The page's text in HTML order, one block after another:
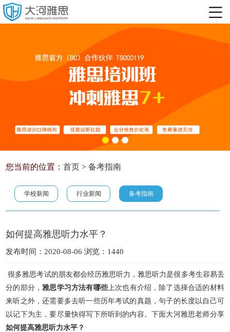
您当前的位置：首页 >备考指南
学校新闻 行业新闻 备考指南
如何提高雅思听力水平？
发布时间：2020-08-06 浏览：1440
很多雅思考试的朋友都会经历雅思听力，雅思听力是很多考生容易丢
分的部分，雅思学习方法有哪些上次也有介绍，除了选择合适的材料
来听之外，还需要多去听一些历年考试的真题，句子的长度以自己可
以记下为主，要尽量快得写下所听到的内容。下面大河雅思老师分享
如何提高雅思听力水平？